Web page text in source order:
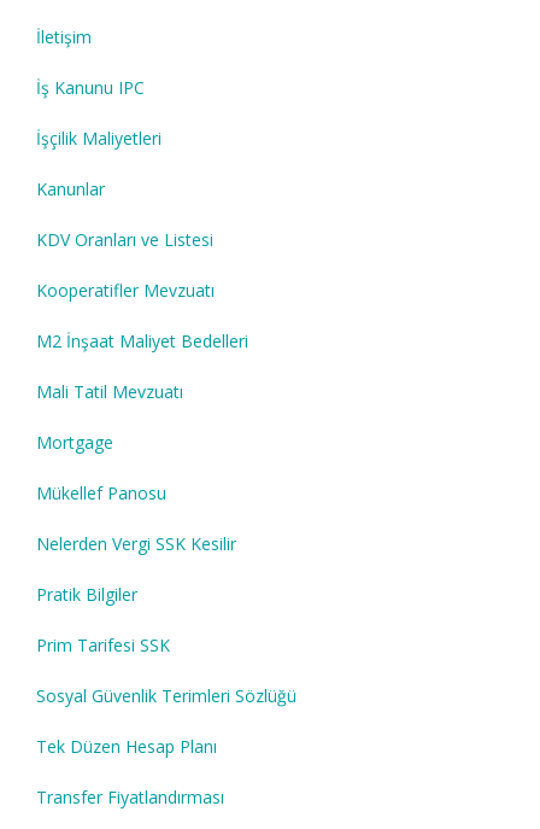
İletişim
İş Kanunu IPC
İşçilik Maliyetleri
Kanunlar
KDV Oranları ve Listesi
Kooperatifler Mevzuatı
M2 İnşaat Maliyet Bedelleri
Mali Tatil Mevzuatı
Mortgage
Mükellef Panosu
Nelerden Vergi SSK Kesilir
Pratik Bilgiler
Prim Tarifesi SSK
Sosyal Güvenlik Terimleri Sözlüğü
Tek Düzen Hesap Planı
Transfer Fiyatlandırması